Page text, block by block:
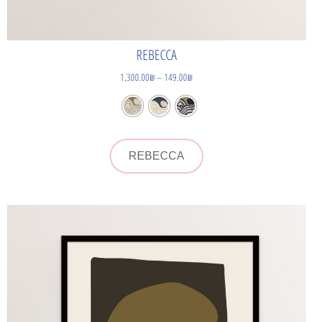
REBECCA
149.00₪
–
1,300.00₪
REBECCA